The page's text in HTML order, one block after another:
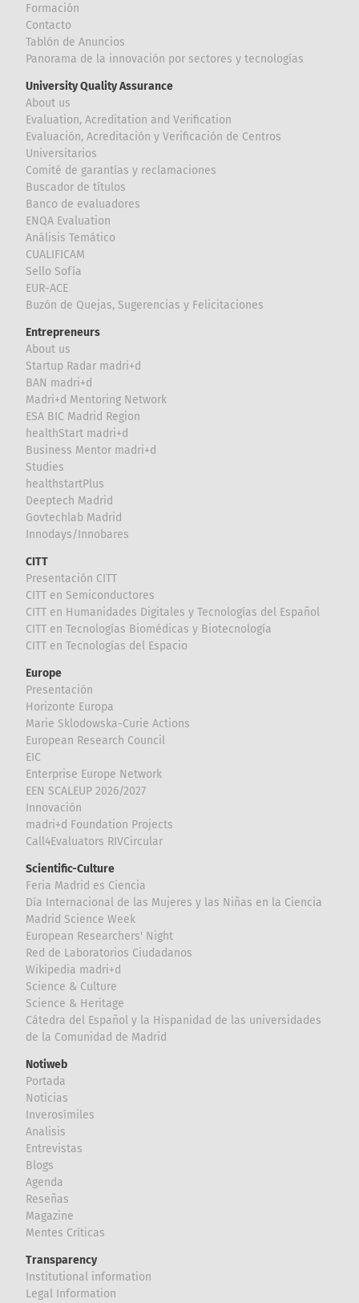
Formación
Contacto
Tablón de Anuncios
Panorama de la innovación por sectores y tecnologías
University Quality Assurance
About us
Evaluation, Acreditation and Verification
Evaluación, Acreditación y Verificación de Centros
Universitarios
Comité de garantías y reclamaciones
Buscador de títulos
Banco de evaluadores
ENQA Evaluation
Análisis Temático
CUALIFICAM
Sello Sofía
EUR-ACE
Buzón de Quejas, Sugerencias y Felicitaciones
Entrepreneurs
About us
Startup Radar madri+d
BAN madri+d
Madri+d Mentoring Network
ESA BIC Madrid Region
healthStart madri+d
Business Mentor madri+d
Studies
healthstartPlus
Deeptech Madrid
Govtechlab Madrid
Innodays/Innobares
CITT
Presentación CITT
CITT en Semiconductores
CITT en Humanidades Digitales y Tecnologías del Español
CITT en Tecnologías Biomédicas y Biotecnología
CITT en Tecnologías del Espacio
Europe
Presentación
Horizonte Europa
Marie Sklodowska-Curie Actions
European Research Council
EIC
Enterprise Europe Network
EEN SCALEUP 2026/2027
Innovación
madri+d Foundation Projects
Call4Evaluators RIVCircular
Scientific-Culture
Feria Madrid es Ciencia
Día Internacional de las Mujeres y las Niñas en la Ciencia
Madrid Science Week
European Researchers' Night
Red de Laboratorios Ciudadanos
Wikipedia madri+d
Science & Culture
Science & Heritage
Cátedra del Español y la Hispanidad de las universidades
de la Comunidad de Madrid
Notiweb
Portada
Noticias
Inverosímiles
Analisis
Entrevistas
Blogs
Agenda
Reseñas
Magazine
Mentes Críticas
Transparency
Institutional information
Legal Information